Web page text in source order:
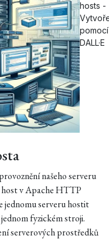
hosts -
pomocí
DALL·E
našeho serveru
v Apache HTTP
jednomu serveru hostit
fyzickém stroji.
serverových prostředků